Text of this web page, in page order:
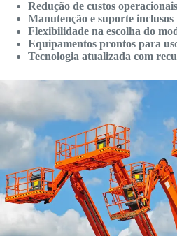
Redução de custos operacionais
Manutenção e suporte inclusos
Flexibilidade na escolha do
Equipamentos prontos para
Tecnologia atualizada com